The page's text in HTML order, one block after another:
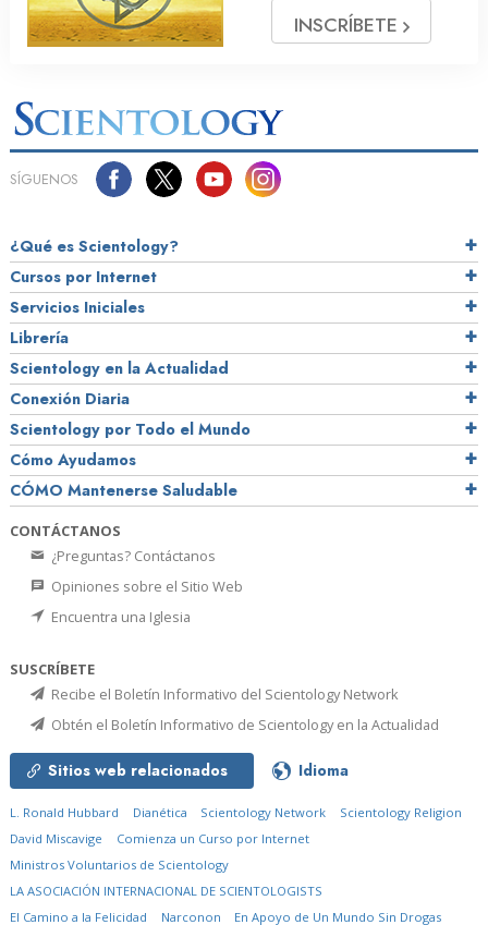
INSCRÍBETE
SÍGUENOS
¿Qué es Scientology?
Cursos por Internet
Servicios Iniciales
Librería
Scientology en la Actualidad
Conexión Diaria
Scientology por Todo el Mundo
Cómo Ayudamos
CÓMO Mantenerse Saludable
CONTÁCTANOS
¿Preguntas? Contáctanos
Opiniones sobre el Sitio Web
Encuentra una Iglesia
SUSCRÍBETE
Recibe el Boletín Informativo del Scientology Network
Obtén el Boletín Informativo de Scientology en la Actualidad
Sitios web relacionados Idioma
L. Ronald Hubbard Dianética Scientology Network
Scientology Religion
David Miscavige
Comienza un Curso por Internet
Ministros Voluntarios de Scientology
LA ASOCIACIÓN INTERNACIONAL DE SCIENTOLOGISTS
El Camino a la Felicidad
Narconon En Apoyo de Un Mundo Sin Drogas